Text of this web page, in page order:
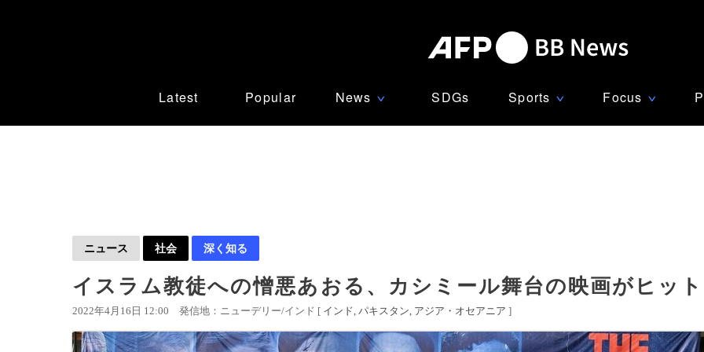
Latest Popular News ∨ SDGs Sports ∨ Focus ∨
ニュース 社会 深く知る
イスラム教徒への憎悪あおる、カシミール舞台の映画がヒッ
2022年4月16日 12:00 発信地：ニューデリー/インド [ インド パキスタン アジア・オセアニア ]